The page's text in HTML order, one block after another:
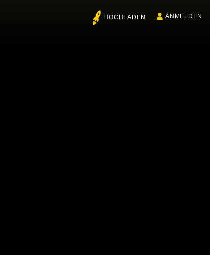
HOCHLADEN ANMELDEN